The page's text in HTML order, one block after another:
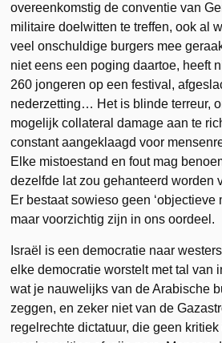
overeenkomstig de conventie van
militaire doelwitten te treffen, ook al
veel onschuldige burgers mee
niet eens een poging daartoe, heeft
260 jongeren op een festival,
nederzetting… Het is blinde terreur,
mogelijk collateral damage aan te
constant aangeklaagd voor
Elke mistoestand en fout mag
dezelfde lat zou gehanteerd worden
Er bestaat sowieso geen ‘objectieve
maar voorzichtig zijn in ons oordeel.
Israël is een democratie naar
elke democratie worstelt met tal van
wat je nauwelijks van de Arabische
zeggen, en zeker niet van de
regelrechte dictatuur, die geen